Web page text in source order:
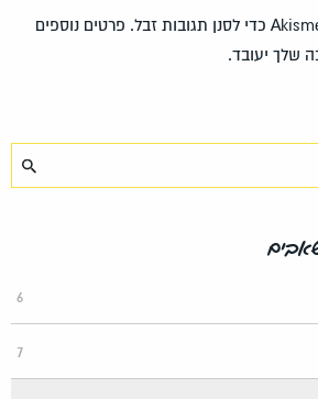
פרטים נוספים
שלך יעובד.
6
7